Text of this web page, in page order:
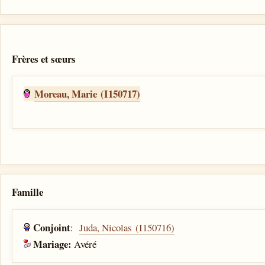
Frères et sœurs
Moreau, Marie (I150717)
Famille
Conjoint:Juda, Nicolas (I150716)
Mariage:Avéré